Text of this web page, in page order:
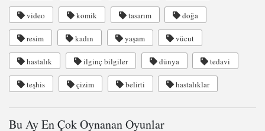
video komik tasarım doğa
resim kadın yaşam vücut
hastalık ilginç bilgiler dünya tedavi
teşhis çizim belirti hastalıklar
Bu Ay En Çok Oynanan Oyunlar